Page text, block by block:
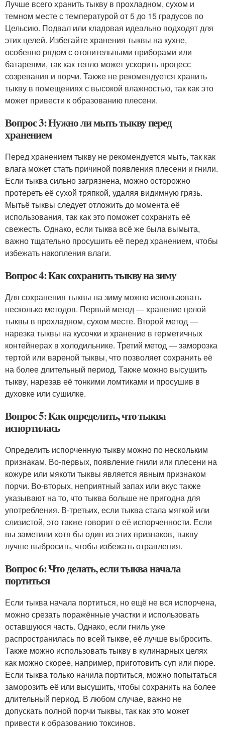
Лучше всего хранить тыкву в прохладном, сухом и
темном месте с температурой от 5 до 15 градусов по
Цельсию. Подвал или кладовая идеально подходят для
этих целей. Избегайте хранения тыквы на кухне,
особенно рядом с отопительными приборами или
батареями, так как тепло может ускорить процесс
созревания и порчи. Также не рекомендуется хранить
тыкву в помещениях с высокой влажностью, так как это
может привести к образованию плесени.
Вопрос 3: Нужно ли мыть тыкву перед
хранением
Перед хранением тыкву не рекомендуется мыть, так как
влага может стать причиной появления плесени и гнили.
Если тыква сильно загрязнена, можно осторожно
протереть её сухой тряпкой, удаляя видимную грязь.
Мытьё тыквы следует отложить до момента её
использования, так как это поможет сохранить её
свежесть. Однако, если тыква всё же была вымыта,
важно тщательно просушить её перед хранением, чтобы
избежать накопления влаги.
Вопрос 4: Как сохранить тыкву на зиму
Для сохранения тыквы на зиму можно использовать
несколько методов. Первый метод — хранение целой
тыквы в прохладном, сухом месте. Второй метод —
нарезка тыквы на кусочки и хранение в герметичных
контейнерах в холодильнике. Третий метод — заморозка
тертой или вареной тыквы, что позволяет сохранить её
на более длительный период. Также можно высушить
тыкву, нарезав её тонкими ломтиками и просушив в
духовке или сушилке.
Вопрос 5: Как определить, что тыква
испортилась
Определить испорченную тыкву можно по нескольким
признакам. Во-первых, появление гнили или плесени на
кожуре или мякоти тыквы является явным признаком
порчи. Во-вторых, неприятный запах или вкус также
указывают на то, что тыква больше не пригодна для
употребления. В-третьих, если тыква стала мягкой или
слизистой, это также говорит о её испорченности. Если
вы заметили хотя бы один из этих признаков, тыкву
лучше выбросить, чтобы избежать отравления.
Вопрос 6: Что делать, если тыква начала
портиться
Если тыква начала портиться, но ещё не вся испорчена,
можно срезать поражённые участки и использовать
оставшуюся часть. Однако, если гниль уже
распространилась по всей тыкве, её лучше выбросить.
Также можно использовать тыкву в кулинарных целях
как можно скорее, например, приготовить суп или пюре.
Если тыква только начила портиться, можно попытаться
заморозить её или высушить, чтобы сохранить на более
длительный период. В любом случае, важно не
допускать полной порчи тыквы, так как это может
привести к образованию токсинов.